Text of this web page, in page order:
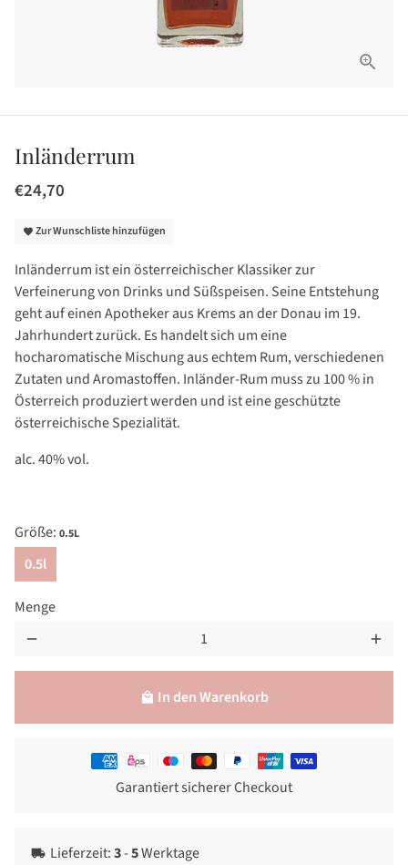
Inländerrum
€24,70
favorite Zur Wunschliste hinzufügen
Inländerrum ist ein österreichischer Klassiker zur
Verfeinerung von Drinks und Süßspeisen. Seine Entstehung
geht auf einen Apotheker aus Krems an der Donau im 19.
Jahrhundert zurück. Es handelt sich um eine
hocharomatische Mischung aus echtem Rum, verschiedenen
Zutaten und Aromastoffen. Inländer-Rum muss zu 100 % in
Österreich produziert werden und ist eine geschützte
österreichische Spezialität.
alc. 40% vol.
Größe: 0.5L
0.5l
Menge
remove add
local_mall In den Warenkorb
Garantiert sicherer Checkout
Zahlungsmethoden
local_shipping Lieferzeit:3-5Werktage